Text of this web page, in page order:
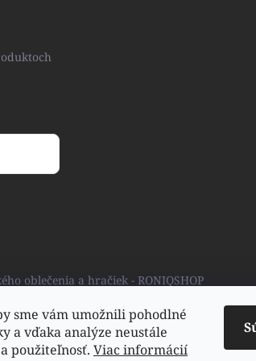
sme vám umožnili pohodlné
a vďaka analýze neustále
použiteľnosť. Viac informácií
oblečenia a hračiek - RONIQSHOP